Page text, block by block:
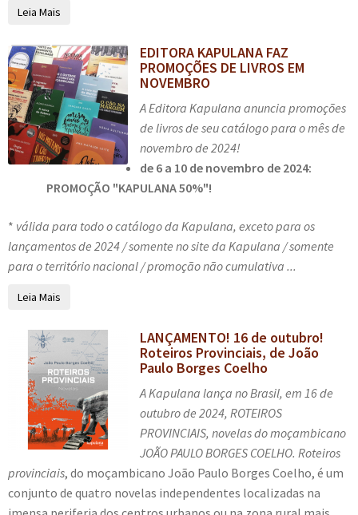
Leia Mais
EDITORA KAPULANA FAZ
PROMOÇÕES DE LIVROS EM
NOVEMBRO
A Editora Kapulana anuncia promoções
de livros de seu catálogo para o mês de
novembro de 2024!
de 6 a 10 de novembro de 2024:
PROMOÇÃO "KAPULANA 50%"!
* válida para todo o catálogo da Kapulana, exceto para os
lançamentos de 2024 / somente no site da Kapulana / somente
para o território nacional / promoção não cumulativa ...
Leia Mais
LANÇAMENTO! 16 de outubro!
Roteiros Provinciais, de João
Paulo Borges Coelho
A Kapulana lança no Brasil, em 16 de
outubro de 2024, ROTEIROS
PROVINCIAIS, novelas do moçambicano
JOÃO PAULO BORGES COELHO. Roteiros
provinciais, do moçambicano João Paulo Borges Coelho, é um
conjunto de quatro novelas independentes localizadas na